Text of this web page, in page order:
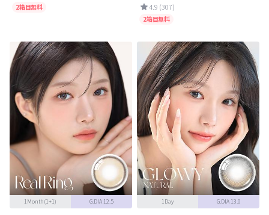
2箱目無料 4.9 (307)
2箱目無料
1Month(1+1) G.DIA 12.5 1Day G.DIA 13.0